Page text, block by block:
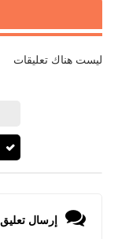
ليست هناك تعليقات
إرسال تعليق